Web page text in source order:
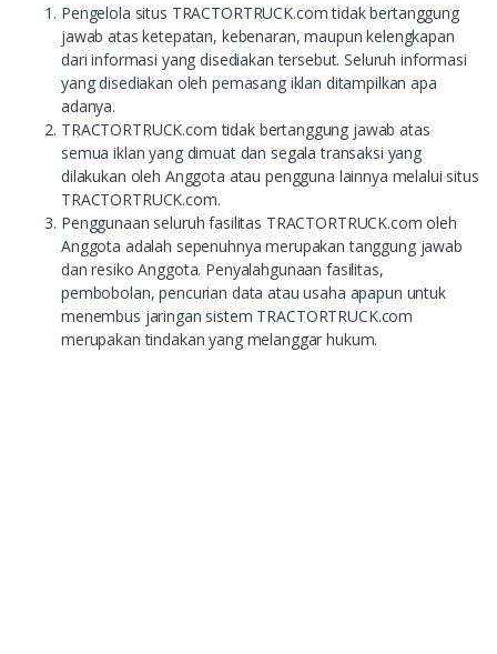
Pengelola situs TRACTORTRUCK.com tidak bertanggung
jawab atas ketepatan, kebenaran, maupun kelengkapan
dari informasi yang disediakan tersebut. Seluruh informasi
yang disediakan oleh pemasang iklan ditampilkan apa
adanya.
TRACTORTRUCK.com tidak bertanggung jawab atas
semua iklan yang dimuat dan segala transaksi yang
dilakukan oleh Anggota atau pengguna lainnya melalui situs
TRACTORTRUCK.com.
Penggunaan seluruh fasilitas TRACTORTRUCK.com oleh
Anggota adalah sepenuhnya merupakan tanggung jawab
dan resiko Anggota. Penyalahgunaan fasilitas,
pembobolan, pencurian data atau usaha apapun untuk
menembus jaringan sistem TRACTORTRUCK.com
merupakan tindakan yang melanggar hukum.